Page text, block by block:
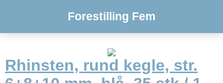
Forestilling Fem
Rhinsten, rund kegle, str.